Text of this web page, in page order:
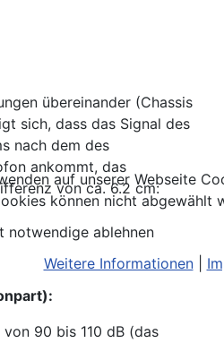
übereinander (Chassis
sich, dass das Signal des
nach dem des
ankommt, das
von ca. 6.2 cm:
90 bis 110 dB (das
auf unserer Webseite
können nicht abgewählt
notwendige ablehnen
Weitere Informationen|